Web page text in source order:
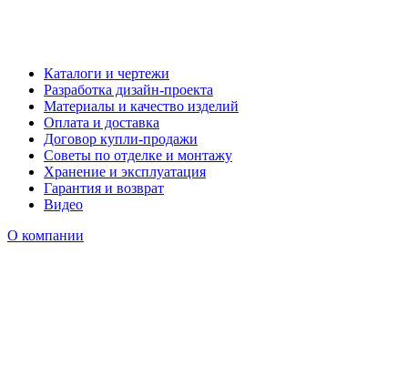
Каталоги и чертежи
Разработка дизайн-проекта
Материалы и качество изделий
Оплата и доставка
Договор купли-продажи
Советы по отделке и монтажу
Хранение и эксплуатация
Гарантия и возврат
Видео
О компании